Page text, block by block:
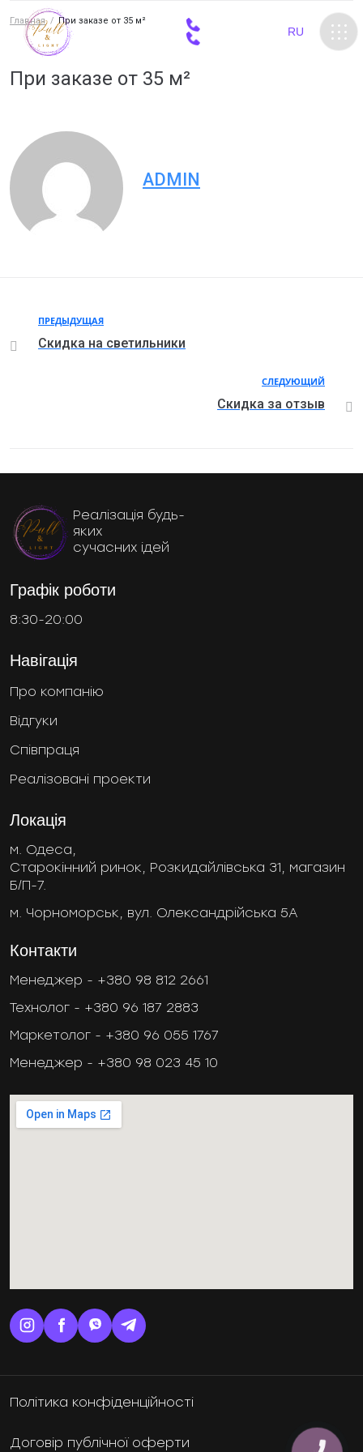
RU
Главная / При заказе от 35 м²
При заказе от 35 м²
ADMIN
ПРЕДЫДУЩАЯ
Скидка на светильники
СЛЕДУЮЩИЙ
Скидка за отзыв
Реалізація будь-
яких
сучасних ідей
Графік роботи
8:30-20:00
Навігація
Про компанію
Відгуки
Співпраця
Реалізовані проекти
Локація
м. Одеса,
Старокінний ринок, Розкидайлівська 31, магазин
Б/П-7.
м. Чорноморськ, вул. Олександрійська 5А
Контакти
Менеджер - +380 98 812 2661
Технолог - +380 96 187 2883
Маркетолог - +380 96 055 1767
Менеджер - +380 98 023 45 10
Політика конфіденційності
Договір публічної оферти